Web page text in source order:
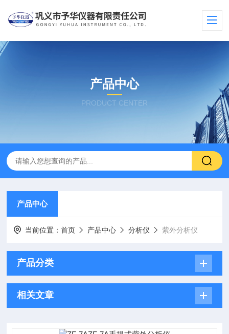
产品中心
PRODUCT CENTER
产品中心
当前位置：首页 产品中心 分析仪 紫外分析仪
产品分类
相关文章